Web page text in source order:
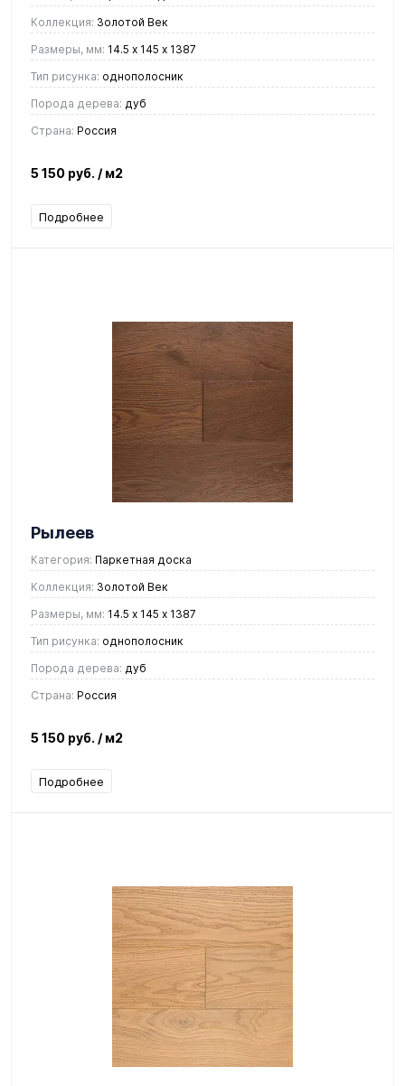
Коллекция: Золотой Век
Размеры, мм: 14.5 х 145 х 1387
Тип рисунка: однополосник
Порода дерева: дуб
Страна: Россия
5 150 руб. / м2
Подробнее
Рылеев
Категория: Паркетная доска
Коллекция: Золотой Век
Размеры, мм: 14.5 х 145 х 1387
Тип рисунка: однополосник
Порода дерева: дуб
Страна: Россия
5 150 руб. / м2
Подробнее